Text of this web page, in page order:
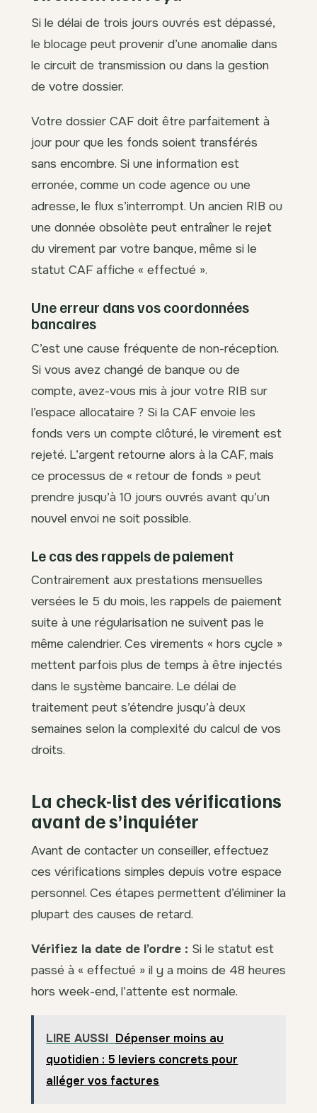
Si le délai de trois jours ouvrés est dépassé,
le blocage peut provenir d’une anomalie dans
le circuit de transmission ou dans la gestion
de votre dossier.
Votre dossier CAF doit être parfaitement à
jour pour que les fonds soient transférés
sans encombre. Si une information est
erronée, comme un code agence ou une
adresse, le flux s’interrompt. Un ancien RIB ou
une donnée obsolète peut entraîner le rejet
du virement par votre banque, même si le
statut CAF affiche « effectué ».
Une erreur dans vos coordonnées
bancaires
C’est une cause fréquente de non-réception.
Si vous avez changé de banque ou de
compte, avez-vous mis à jour votre RIB sur
l’espace allocataire ? Si la CAF envoie les
fonds vers un compte clôturé, le virement est
rejeté. L’argent retourne alors à la CAF, mais
ce processus de « retour de fonds » peut
prendre jusqu’à 10 jours ouvrés avant qu’un
nouvel envoi ne soit possible.
Le cas des rappels de paiement
Contrairement aux prestations mensuelles
versées le 5 du mois, les rappels de paiement
suite à une régularisation ne suivent pas le
même calendrier. Ces virements « hors cycle »
mettent parfois plus de temps à être injectés
dans le système bancaire. Le délai de
traitement peut s’étendre jusqu’à deux
semaines selon la complexité du calcul de vos
droits.
La check-list des vérifications
avant de s’inquiéter
Avant de contacter un conseiller, effectuez
ces vérifications simples depuis votre espace
personnel. Ces étapes permettent d’éliminer la
plupart des causes de retard.
Vérifiez la date de l’ordre : Si le statut est
passé à « effectué » il y a moins de 48 heures
hors week-end, l’attente est normale.
LIRE AUSSI Dépenser moins au
quotidien : 5 leviers concrets pour
alléger vos factures